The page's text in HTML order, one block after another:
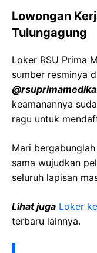
Lowongan
Tulungagung
Loker RSU Prima
sumber resminya
keamanannya
ragu untuk
Mari
sama wujudkan
seluruh lapisan
Lihat juga Loker
terbaru lainnya.